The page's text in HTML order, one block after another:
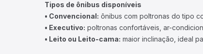
Tipos de ônibus disponíveis
• Convencional: ônibus com poltronas do tipo
• Executivo: poltronas confortáveis, ar-
• Leito ou Leito-cama: maior inclinação, ideal